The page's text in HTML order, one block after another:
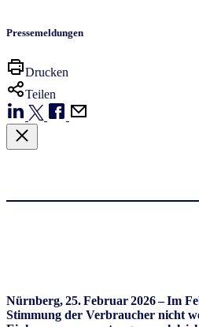
Pressemeldungen
Drucken
Teilen
Nürnberg, 25. Februar 2026 – Im
Stimmung der Verbraucher nicht